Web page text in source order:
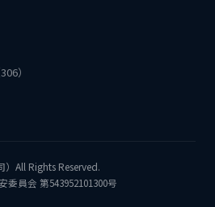
）
All Rights Reserved.
員会 第543952101300号